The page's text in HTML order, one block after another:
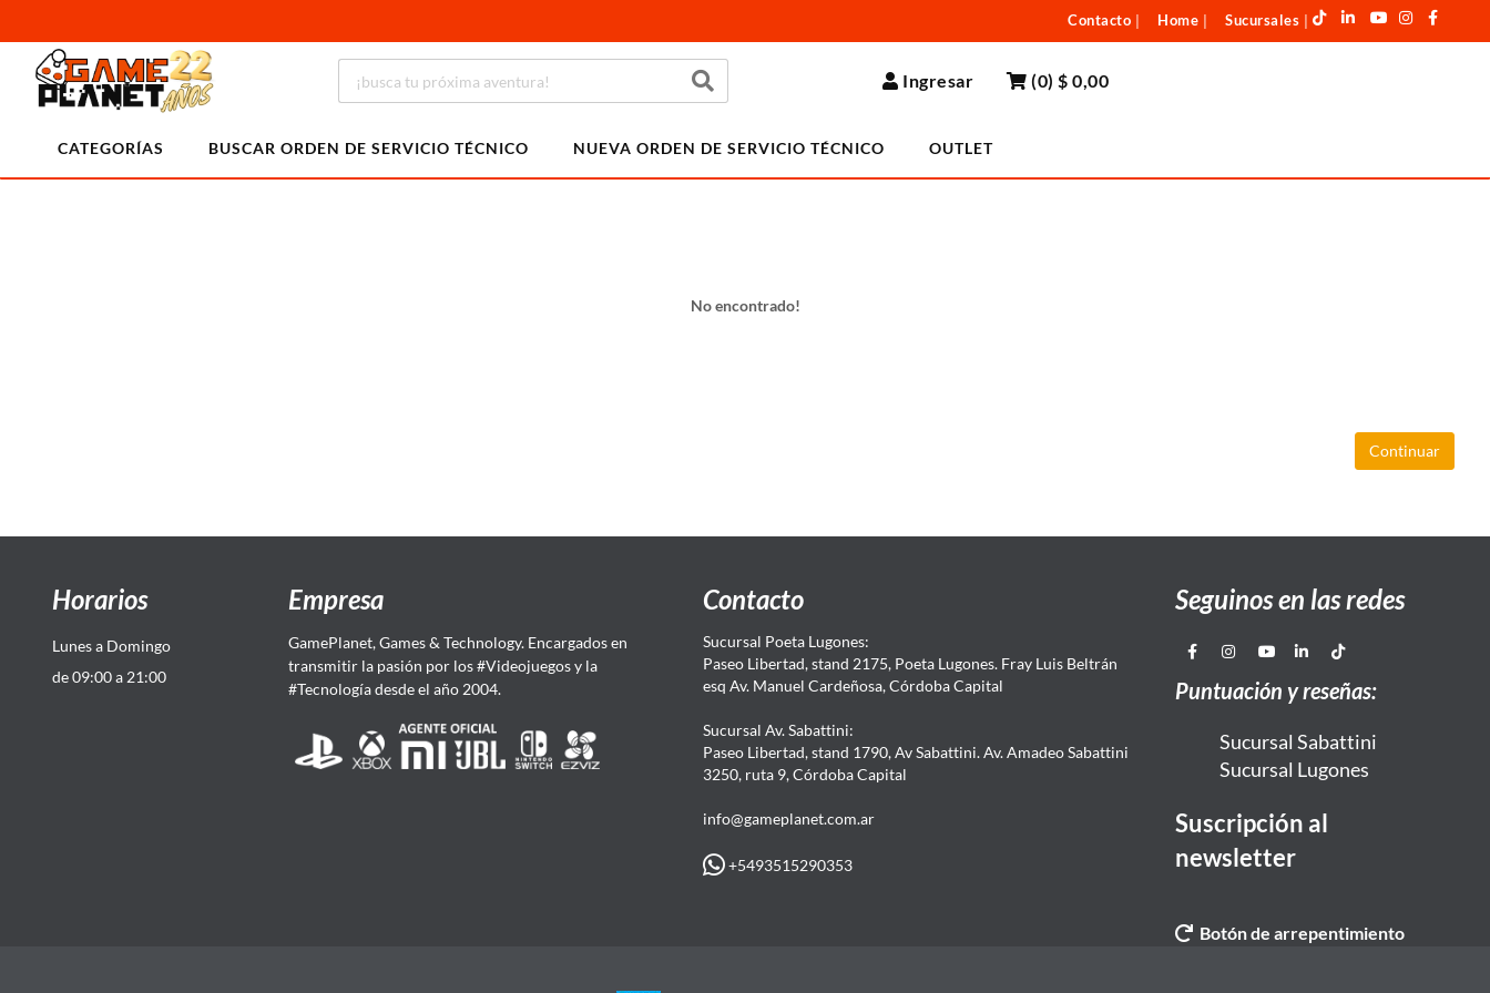
Contacto Home Sucursales
Ingresar (0)$ 0,00
CATEGORÍAS BUSCAR ORDEN DE SERVICIO TÉCNICO NUEVA ORDEN DE SERVICIO TÉCNICO OUTLET
No encontrado!
Continuar
Horarios
Lunes a Domingo
de 09:00 a 21:00
Empresa
GamePlanet, Games & Technology. Encargados en
transmitir la pasión por los #Videojuegos y la
#Tecnología desde el año 2004.
Contacto
Sucursal Poeta Lugones:
Paseo Libertad, stand 2175, Poeta Lugones. Fray Luis Beltrán
esq Av. Manuel Cardeñosa, Córdoba Capital
Sucursal Av. Sabattini:
Paseo Libertad, stand 1790, Av Sabattini. Av. Amadeo Sabattini
3250, ruta 9, Córdoba Capital
info@gameplanet.com.ar
+5493515290353
Seguinos en las redes
Puntuación y reseñas:
Sucursal Sabattini
Sucursal Lugones
Suscripción al
newsletter
Botón de arrepentimiento